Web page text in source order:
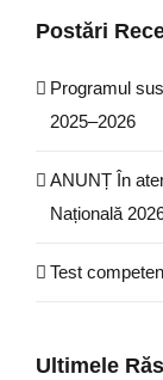
Postări
Programul
2025–2026
ANUNȚ În
Națională
Test
Ultimele